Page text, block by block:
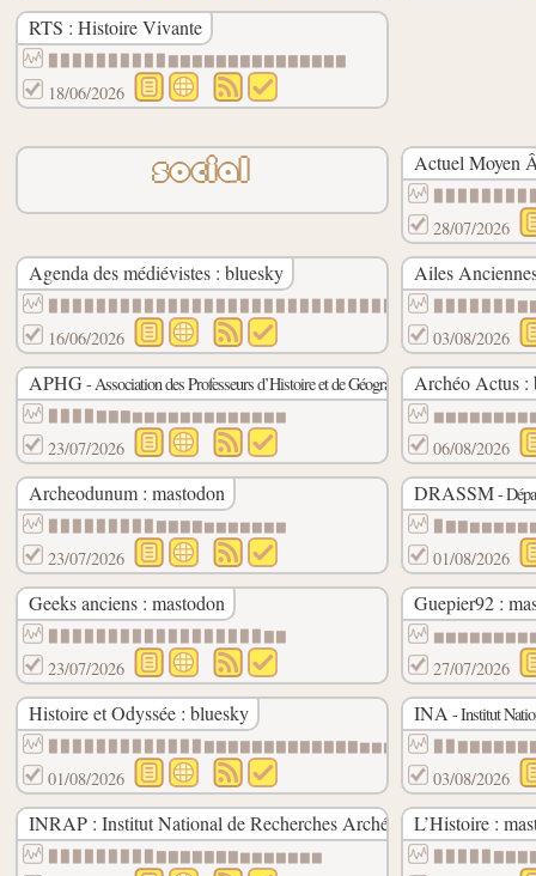
RTS : Histoire Vivante
▉▉▉▉▉▉▉▉▉▉▇▇▇▇▇▇▇▇▇▇▇▇▇▇▇
18/06/2026
social Actuel Moyen
28/07/2026
Agenda des médiévistes : bluesky
16/06/2026
Ailes
03/08/2026
APHG- Association des Professeurs d’Histoire et de Géographie :mastodon
▉▉▉▉▇▇▇▆▆▆▆▆▆▆▆▆▆▆▆▆
23/07/2026
Archéo Actus :
06/08/2026
Archeodunum : mastodon
▉▉▉▉▉▉▉▉▉▇▇▇▇▆▆▆▆▆▆▆
23/07/2026
DRASSM-
01/08/2026
Geeks anciens : mastodon
▉▉▉▉▉▉▉▉▉▉▉▉▉▉▉▉▉▉▇▇
23/07/2026
Guepier92 :
27/07/2026
Histoire et Odyssée : bluesky
▉▉▉▉▉▉▉▉▉▉▉▉▉▇▇▇▇▇▇▇▇▇▇▇▇▇▆▆▆▆
01/08/2026
INA - Institut
03/08/2026
INRAP : Institut National de Recherches Archéologiques
▉▉▉▉▉▉▉▉▉▇▇▇▇▇▇▇▆▆▆▆▆▆▆
L’Histoire :